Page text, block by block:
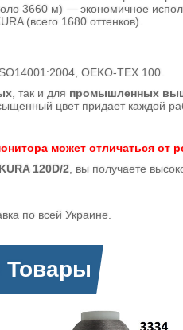
3660 м) — экономичное
(всего 1680 оттенков).
OEKO-TEX 100.
, так и для промышленных
цвет придает каждой
может отличаться от
120D/2 , вы получаете
по всей Украине.
Товары